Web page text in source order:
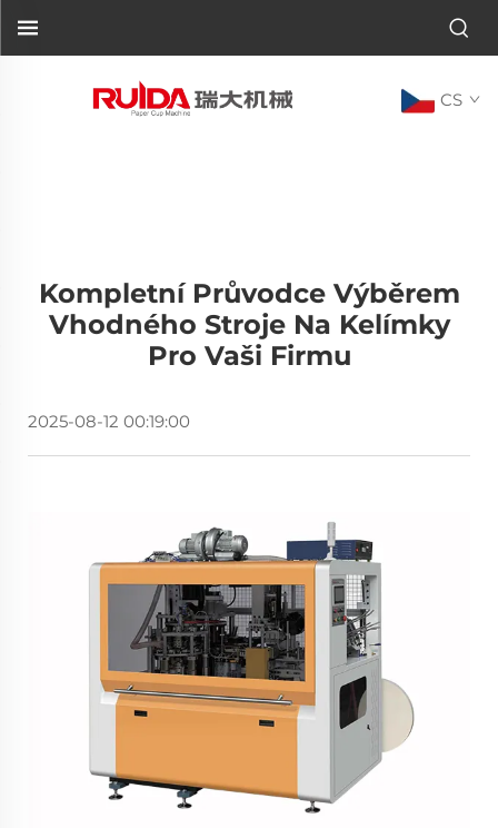
CS
Kompletní Průvodce Výběrem
Vhodného Stroje Na Kelímky
Pro Vaši Firmu
2025-08-12 00:19:00